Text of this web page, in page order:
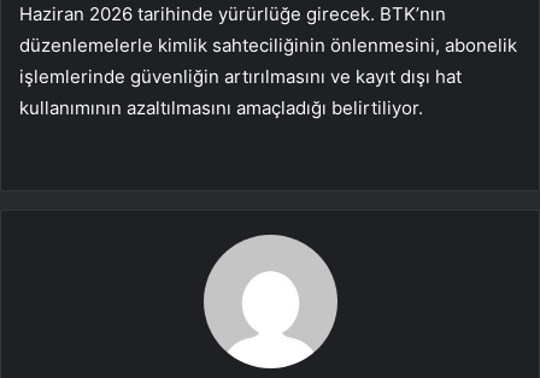
Haziran 2026 tarihinde yürürlüğe girecek. BTK’nın
düzenlemelerle kimlik sahteciliğinin önlenmesini, abonelik
işlemlerinde güvenliğin artırılmasını ve kayıt dışı hat
kullanımının azaltılmasını amaçladığı belirtiliyor.